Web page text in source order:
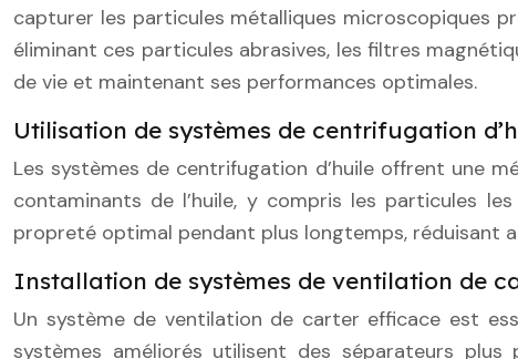
capturer les particules métalliques microscopiques
éliminant ces particules abrasives, les filtres
de vie et maintenant ses performances optimales.
Utilisation de systèmes de centrifugation
Les systèmes de centrifugation d’huile offrent une
contaminants de l’huile, y compris les particules
propreté optimal pendant plus longtemps, réduisant
Installation de systèmes de ventilation de
Un système de ventilation de carter efficace est
systèmes améliorés utilisent des séparateurs